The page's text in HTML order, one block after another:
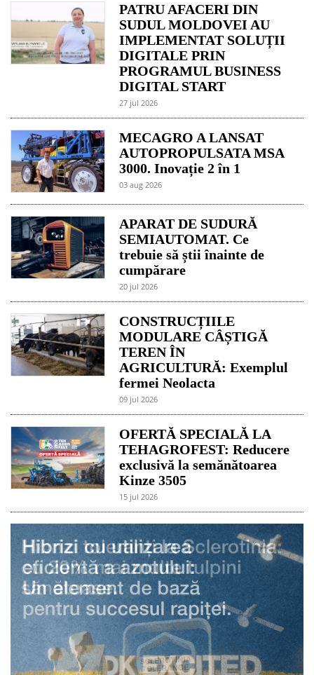
PATRU AFACERI DIN
SUDUL MOLDOVEI AU
IMPLEMENTAT SOLUȚII
DIGITALE PRIN
PROGRAMUL BUSINESS
DIGITAL START
27 jul 2026
MECAGRO A LANSAT
AUTOPROPULSATA MSA
3000. Inovație 2 în 1
03 aug 2026
APARAT DE SUDURĂ
SEMIAUTOMAT. Ce
trebuie să știi înainte de
cumpărare
20 jul 2026
CONSTRUCȚIILE
MODULARE CÂȘTIGĂ
TEREN ÎN
AGRICULTURĂ: Exemplul
fermei Neolacta
09 jul 2026
OFERTĂ SPECIALĂ LA
TEHAGROFEST: Reducere
exclusivă la semănătoarea
Kinze 3505
15 jul 2026